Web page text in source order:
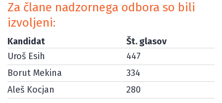
Za člane nadzornega odbora so bili
izvoljeni:
Kandidat
Št. glasov
Uroš Esih
447
Borut Mekina
334
Aleš Kocjan
280